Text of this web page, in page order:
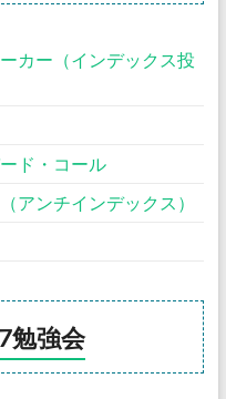
カー（インデックス投
ド・コール
アンチインデックス）
勉強会